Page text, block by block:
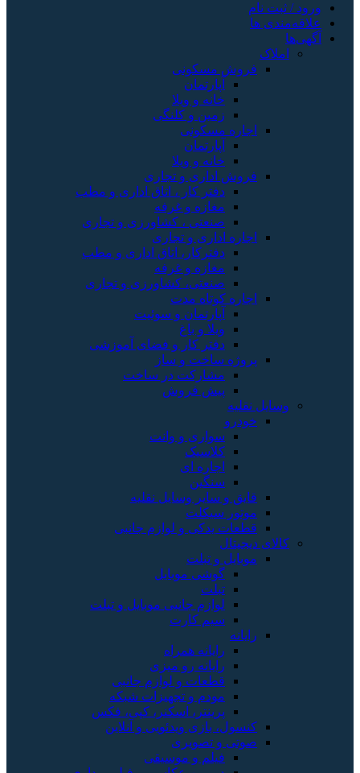
ورود / ثبت نام
علاقه‌مندی ها
آگهی‌ها
املاک
فروش مسکونی
آپارتمان
خانه و ویلا
زمین و کلنگی
اجاره مسکونی
آپارتمان
خانه و ویلا
فروش اداری و تجاری
دفتر کار ، اتاق اداری و مطب
مغازه و غرفه
صنعتی ، کشاورزی و تجاری
اجاره اداری و تجاری
دفترکار، اتاق اداری و مطب
مغازه و غرفه
صنعتی، کشاورزی و تجاری
اجاره کوتاه مدت
آپارتمان و سوئیت
ویلا و باغ
دفتر کار و فضای آموزشی
پروژه ساخت و ساز
مشارکت در ساخت
پیش فروش
وسایل نقلیه
خودرو
سواری و وانت
کلاسیک
اجاره ای
سنگین
قایق و سایر وسایل نقلیه
موتور سیکلت
قطعات یدکی و لوازم جانبی
کالای دیجیتال
موبایل و تبلت
گوشی موبایل
تبلت
لوازم جانبی موبایل و تبلت
سیم کارت
رایانه
رایانه همراه
رایانه رو میزی
قطعات و لوازم جانبی
مودم و تجهیزات شبکه
پرینتر، اسکنر، کپی، فکس
کنسول، بازی‌ ویدئویی و آنلاین
صوتی و تصویری
فیلم و موسیقی